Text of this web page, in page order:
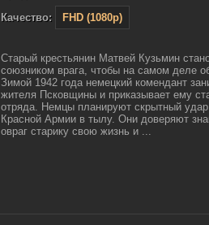
Качество:
FHD (1080p)
Старый крестьянин Матвей Кузьмин
союзником врага, чтобы на самом деле
Зимой 1942 года немецкий комендант
жителя Псковщины и приказывает ему
отряда. Немцы планируют скрытный
Красной Армии в тылу. Они доверяют
овраг старику свою жизнь и ...